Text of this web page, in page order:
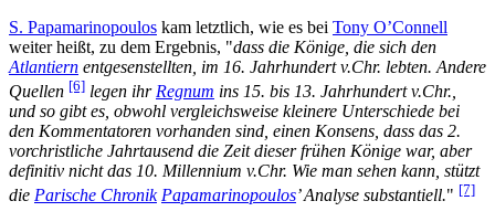
S. Papamarinopoulos kam letztlich, wie es bei Tony O’Connell
weiter heißt, zu dem Ergebnis, "dass die Könige, die sich den
Atlantiern entgesenstellten, im 16. Jahrhundert v.Chr. lebten. Andere
Quellen [6] legen ihr Regnum ins 15. bis 13. Jahrhundert v.Chr.,
und so gibt es, obwohl vergleichsweise kleinere Unterschiede bei
den Kommentatoren vorhanden sind, einen Konsens, dass das 2.
vorchristliche Jahrtausend die Zeit dieser frühen Könige war, aber
definitiv nicht das 10. Millennium v.Chr. Wie man sehen kann, stützt
die Parische Chronik Papamarinopoulos’ Analyse substantiell." [7]